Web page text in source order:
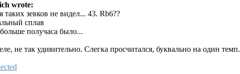
wrote:
таких зевков не видел... 43. Rb6??
сплав
получаса было...
не так удивительно. Слегка просчитался, буквально на один темп.